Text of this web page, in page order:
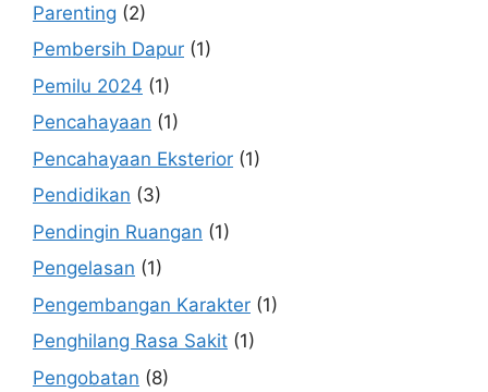
Parenting (2)
Pembersih Dapur (1)
Pemilu 2024 (1)
Pencahayaan (1)
Pencahayaan Eksterior (1)
Pendidikan (3)
Pendingin Ruangan (1)
Pengelasan (1)
Pengembangan Karakter (1)
Penghilang Rasa Sakit (1)
Pengobatan (8)